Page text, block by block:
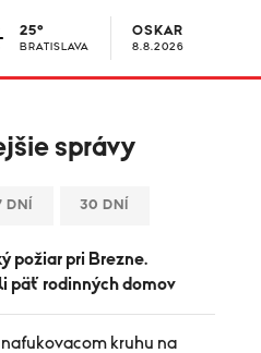
25°
BRATISLAVA
OSKAR
8.8.2026
správy
DNÍ 30 DNÍ
požiar pri Brezne.
päť rodinných domov
kruhu na